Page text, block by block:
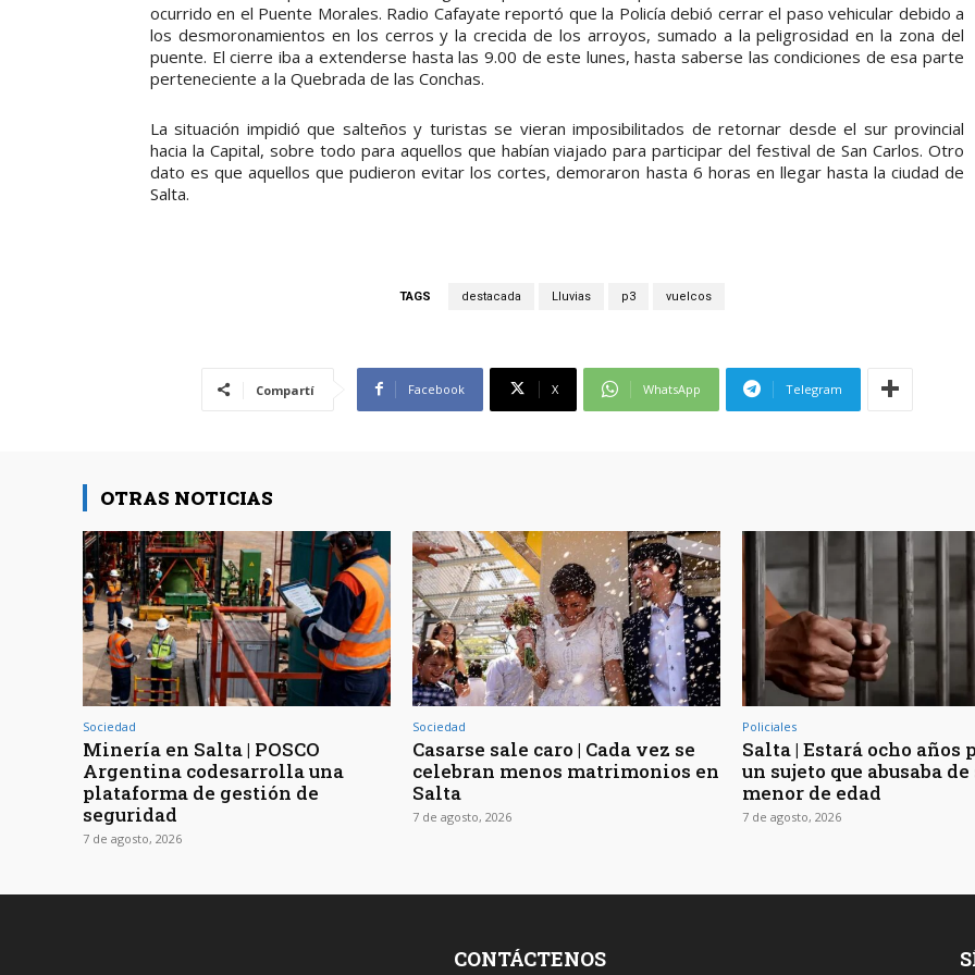
ocurrido en el Puente Morales. Radio Cafayate reportó que la Policía debió cerrar el paso vehicular debido a
los desmoronamientos en los cerros y la crecida de los arroyos, sumado a la peligrosidad en la zona del
puente. El cierre iba a extenderse hasta las 9.00 de este lunes, hasta saberse las condiciones de esa parte
perteneciente a la Quebrada de las Conchas.
La situación impidió que salteños y turistas se vieran imposibilitados de retornar desde el sur provincial
hacia la Capital, sobre todo para aquellos que habían viajado para participar del festival de San Carlos. Otro
dato es que aquellos que pudieron evitar los cortes, demoraron hasta 6 horas en llegar hasta la ciudad de
Salta.
TAGS destacada Lluvias p3 vuelcos
Compartí Facebook X WhatsApp Telegram
OTRAS NOTICIAS
Sociedad
Minería en Salta | POSCO
Argentina codesarrolla una
plataforma de gestión de
seguridad
7 de agosto, 2026
Sociedad
Casarse sale caro | Cada vez se
celebran menos matrimonios en
Salta
7 de agosto, 2026
Policiales
Salta | Estará ocho años
un sujeto que abusaba
menor de edad
7 de agosto, 2026
CONTÁCTENOS